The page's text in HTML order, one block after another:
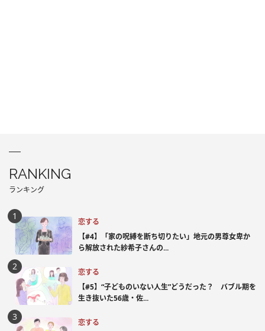
RANKING
ランキング
恋する
【#4】「家の呪縛を断ち切りたい」地元の男尊女卑か
ら解放された紗希子さんの...
恋する
【#5】“子どものいない人生”どうだった？ バブル期を
生き抜いた56歳・佐...
恋する